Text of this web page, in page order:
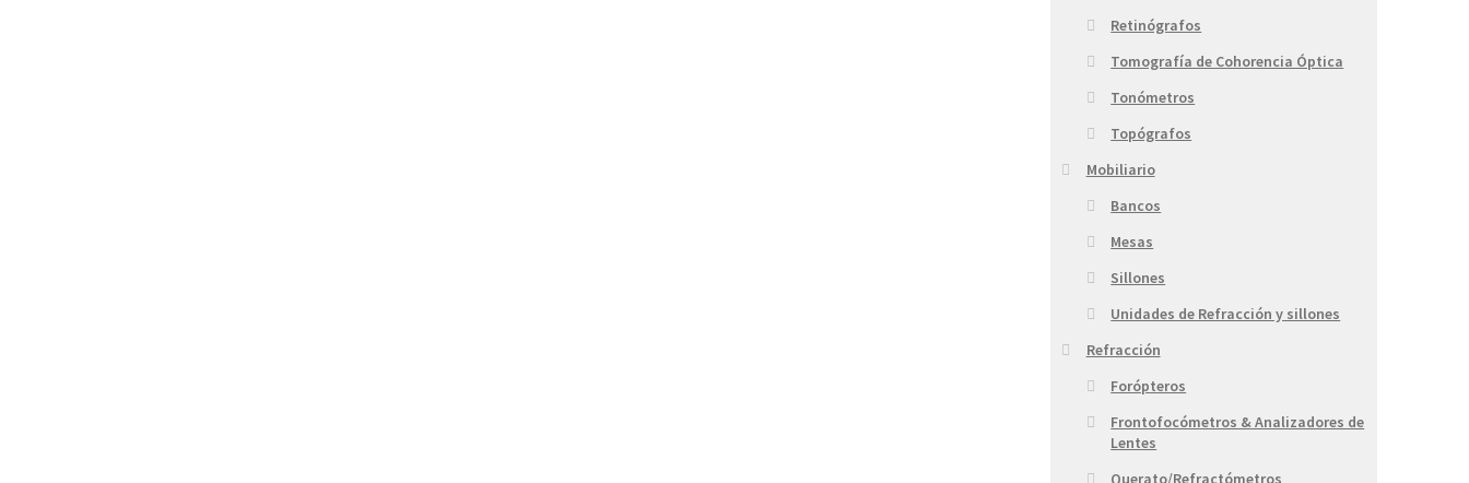
Retinógrafos
Tomografía de Cohorencia Óptica
Tonómetros
Topógrafos
Mobiliario
Bancos
Mesas
Sillones
Unidades de Refracción y sillones
Refracción
Forópteros
Frontofocómetros & Analizadores de
Lentes
Querato/Refractómetros